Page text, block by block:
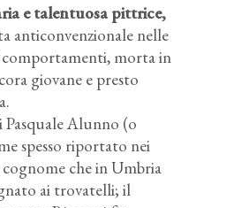
e talentuosa pittrice,
anticonvenzionale nelle
comportamenti, morta in
giovane e presto
Pasquale Alunno (o
spesso riportato nei
che in Umbria
ai trovatelli; il